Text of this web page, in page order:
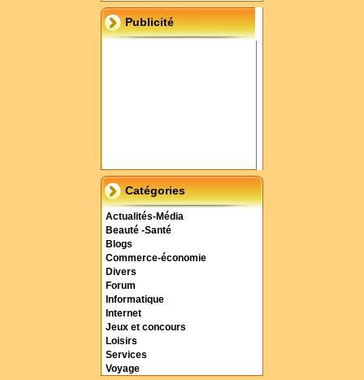
Publicité
Catégories
Actualités-Média
Beauté -Santé
Blogs
Commerce-économie
Divers
Forum
Informatique
Internet
Jeux et concours
Loisirs
Services
Voyage